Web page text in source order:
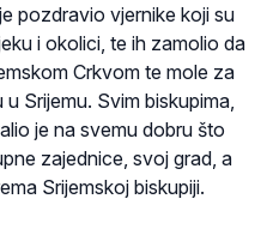
pozdravio vjernike koji su
i okolici, te ih zamolio da
Crkvom te mole za
Srijemu. Svim biskupima,
je na svemu dobru što
zajednice, svoj grad, a
Srijemskoj biskupiji.